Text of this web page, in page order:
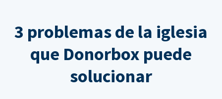
3 problemas de la iglesia
que Donorbox puede
solucionar